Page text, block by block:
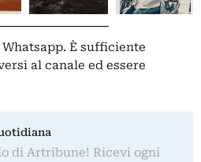
È sufficiente
al canale ed essere
di Artribune! Ricevi ogni